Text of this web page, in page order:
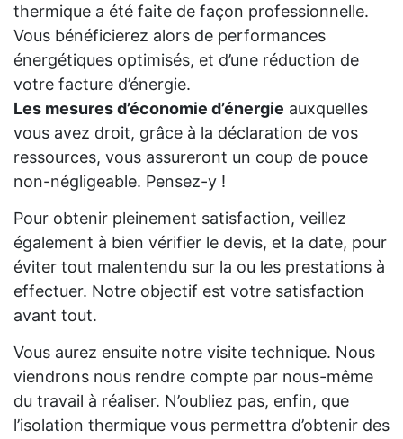
thermique a été faite de façon professionnelle.
Vous bénéficierez alors de performances
énergétiques optimisés, et d’une réduction de
votre facture d’énergie.
Les mesures d’économie d’énergie auxquelles
vous avez droit, grâce à la déclaration de vos
ressources, vous assureront un coup de pouce
non-négligeable. Pensez-y !
Pour obtenir pleinement satisfaction, veillez
également à bien vérifier le devis, et la date, pour
éviter tout malentendu sur la ou les prestations à
effectuer. Notre objectif est votre satisfaction
avant tout.
Vous aurez ensuite notre visite technique. Nous
viendrons nous rendre compte par nous-même
du travail à réaliser. N’oubliez pas, enfin, que
l’isolation thermique vous permettra d’obtenir des